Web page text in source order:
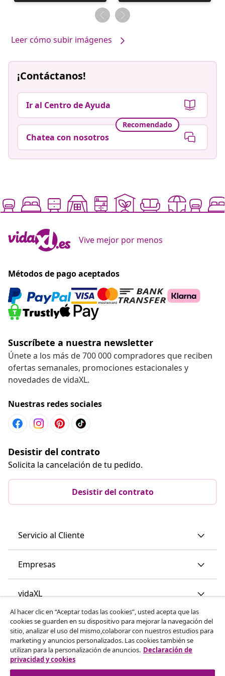
por
Leer cómo subir imágenes
¡Contáctanos!
Ir al Centro de Ayuda
Recomendado
Chatea con nosotros
Vive mejor por menos
Métodos de pago aceptados
Suscríbete a nuestra newsletter
Únete a los más de 700 000 compradores que reciben
ofertas semanales, promociones estacionales y
novedades de vidaXL.
Nuestras redes sociales
Desistir del contrato
Solicita la cancelación de tu pedido.
Desistir del contrato
Servicio al Cliente
Empresas
vidaXL
Descubre mas
Al hacer clic en “Aceptar todas las cookies”, usted acepta que las
cookies se guarden en su dispositivo para mejorar la navegación del
sitio, analizar el uso del mismo,colaborar con nuestros estudios para
marketing y anuncios personalizados. Las cookies también se
utilizan para la personalización de anuncios. Declaración de
privacidad y cookies